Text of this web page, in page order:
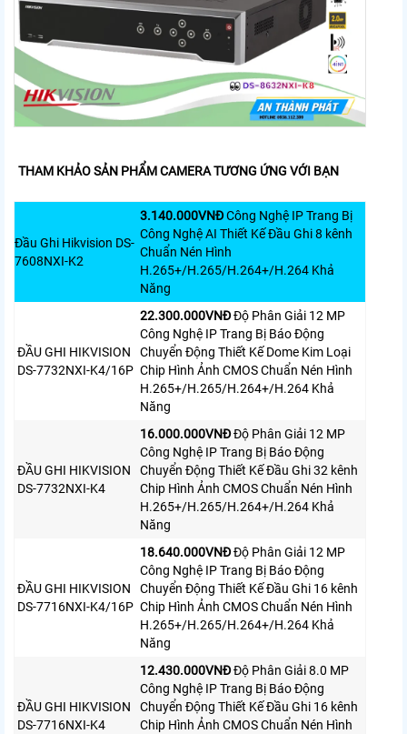
THAM KHẢO SẢN PHẨM CAMERA TƯƠNG ỨNG VỚI BẠN
Đầu Ghi Hikvision DS-
7608NXI-K2
3.140.000VNÐCông Nghệ IP Trang Bị
Công Nghệ AI Thiết Kế Đầu Ghi 8 kênh
Chuẩn Nén Hình
H.265+/H.265/H.264+/H.264 Khả
Năng
ĐẦU GHI HIKVISION
DS-7732NXI-K4/16P
22.300.000VNÐĐộ Phân Giải 12 MP
Công Nghệ IP Trang Bị Báo Động
Chuyển Động Thiết Kế Dome Kim Loại
Chip Hình Ảnh CMOS Chuẩn Nén Hình
H.265+/H.265/H.264+/H.264 Khả
Năng
ĐẦU GHI HIKVISION
DS-7732NXI-K4
16.000.000VNÐĐộ Phân Giải 12 MP
Công Nghệ IP Trang Bị Báo Động
Chuyển Động Thiết Kế Đầu Ghi 32 kênh
Chip Hình Ảnh CMOS Chuẩn Nén Hình
H.265+/H.265/H.264+/H.264 Khả
Năng
ĐẦU GHI HIKVISION
DS-7716NXI-K4/16P
18.640.000VNÐĐộ Phân Giải 12 MP
Công Nghệ IP Trang Bị Báo Động
Chuyển Động Thiết Kế Đầu Ghi 16 kênh
Chip Hình Ảnh CMOS Chuẩn Nén Hình
H.265+/H.265/H.264+/H.264 Khả
Năng
ĐẦU GHI HIKVISION
DS-7716NXI-K4
12.430.000VNÐĐộ Phân Giải 8.0 MP
Công Nghệ IP Trang Bị Báo Động
Chuyển Động Thiết Kế Đầu Ghi 16 kênh
Chip Hình Ảnh CMOS Chuẩn Nén Hình